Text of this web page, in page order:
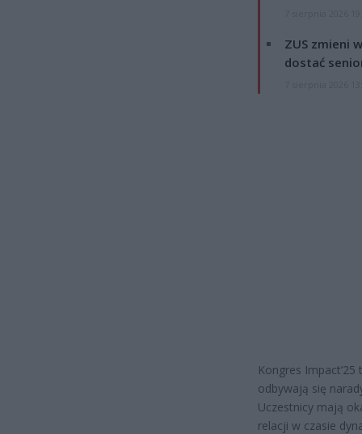
ZUS zmieni
dostać
Kongres
odbywają się
Uczestnicy mają
relacji w czasie